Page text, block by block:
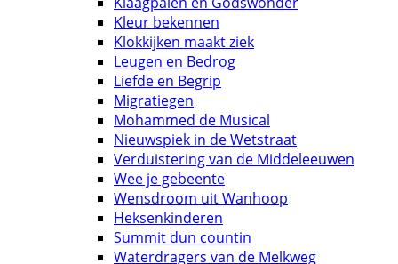
Kleur bekennen
Klokkijken maakt ziek
Leugen en Bedrog
Liefde en Begrip
Migratiegen
Mohammed de Musical
Nieuwspiek in de Wetstraat
Verduistering van de Middeleeuwen
Wee je gebeente
Wensdroom uit Wanhoop
Heksenkinderen
Summit dun countin
Waterdragers van de Melkweg